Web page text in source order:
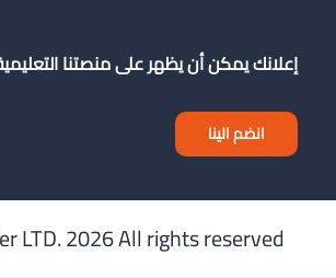
إعلانك يمكن أن يظهر على منصتنا
انضم الينا
LTD.2026 All rights reserved ©